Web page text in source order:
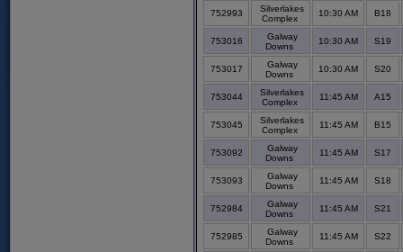
752993
Silverlakes
Complex
10:30 AM B18
753016
Galway
Downs
10:30 AM S19
753017
Galway
Downs
10:30 AM S20
753044
Silverlakes
Complex
11:45 AM A15
753045
Silverlakes
Complex
11:45 AM B15
753092
Galway
Downs
11:45 AM S17
753093
Galway
Downs
11:45 AM S18
752984
Galway
Downs
11:45 AM S21
752985
Galway
Downs
11:45 AM S22